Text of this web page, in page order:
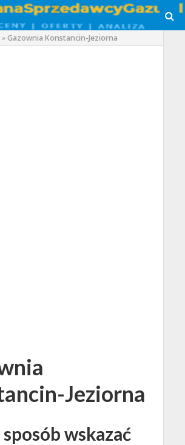
»Gazownia Konstancin-Jeziorna
Jeziorna
wskazać